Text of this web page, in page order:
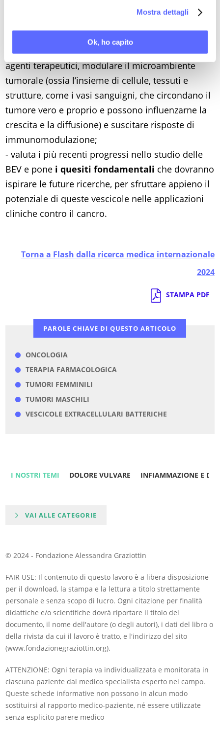
Mostra dettagli
Ok, ho capito
diagnostici e prognostici non invasivi;
mirata e personalizzata del cancro
considerazione della loro capacità di trasportare
agenti terapeutici, modulare il microambiente
tumorale (ossia l’insieme di cellule, tessuti e
strutture, come i vasi sanguigni, che circondano il
tumore vero e proprio e possono influenzarne la
crescita e la diffusione) e suscitare risposte di
immunomodulazione;
- valuta i più recenti progressi nello studio delle
BEV e pone i quesiti fondamentali che dovranno
ispirare le future ricerche, per sfruttare appieno il
potenziale di queste vescicole nelle applicazioni
cliniche contro il cancro.
Torna a Flash dalla ricerca medica internazionale
2024
STAMPA PDF
PAROLE CHIAVE DI QUESTO ARTICOLO
ONCOLOGIA
TERAPIA FARMACOLOGICA
TUMORI FEMMINILI
TUMORI MASCHILI
VESCICOLE EXTRACELLULARI BATTERICHE
I NOSTRI TEMI DOLORE VULVARE INFIAMMAZIONE E
VAI ALLE CATEGORIE
© 2024 - Fondazione Alessandra Graziottin
FAIR USE: Il contenuto di questo lavoro è a libera disposizione
per il download, la stampa e la lettura a titolo strettamente
personale e senza scopo di lucro. Ogni citazione per finalità
didattiche e/o scientifiche dovrà riportare il titolo del
documento, il nome dell'autore (o degli autori), i dati del libro o
della rivista da cui il lavoro è tratto, e l'indirizzo del sito
(www.fondazionegraziottin.org).
ATTENZIONE: Ogni terapia va individualizzata e monitorata in
ciascuna paziente dal medico specialista esperto nel campo.
Queste schede informative non possono in alcun modo
sostituirsi al rapporto medico-paziente, né essere utilizzate
senza esplicito parere medico